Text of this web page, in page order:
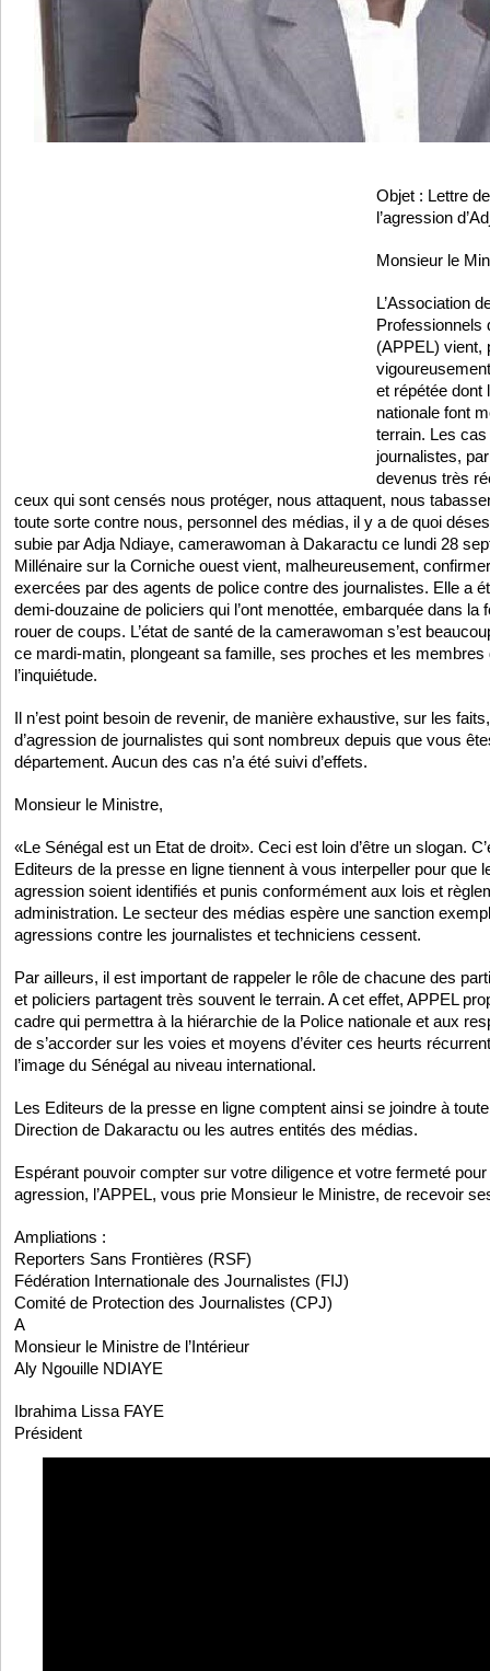
Objet : Lettre
l’agression
Monsieur le
L’Association
Professionnels
(APPEL) vient,
et répétée dont
nationale font
terrain. Les cas
journalistes,
devenus très
ceux qui sont censés nous protéger, nous attaquent, nous
toute sorte contre nous, personnel des médias, il y a de quoi
subie par Adja Ndiaye, camerawoman à Dakaractu ce lundi 28
Millénaire sur la Corniche ouest vient, malheureusement,
exercées par des agents de police contre des journalistes. Elle a
demi-douzaine de policiers qui l’ont menottée, embarquée dans la
rouer de coups. L’état de santé de la camerawoman s’est
ce mardi-matin, plongeant sa famille, ses proches et les
l’inquiétude.
Il n’est point besoin de revenir, de manière exhaustive, sur les
d’agression de journalistes qui sont nombreux depuis que vous
département. Aucun des cas n’a été suivi d’effets.
Monsieur le Ministre,
«Le Sénégal est un Etat de droit». Ceci est loin d’être un slogan.
Editeurs de la presse en ligne tiennent à vous interpeller pour que
agression soient identifiés et punis conformément aux lois et
administration. Le secteur des médias espère une sanction
agressions contre les journalistes et techniciens cessent.
Par ailleurs, il est important de rappeler le rôle de chacune des
et policiers partagent très souvent le terrain. A cet effet, APPEL
cadre qui permettra à la hiérarchie de la Police nationale et aux
de s’accorder sur les voies et moyens d’éviter ces heurts
l’image du Sénégal au niveau international.
Les Editeurs de la presse en ligne comptent ainsi se joindre à
Direction de Dakaractu ou les autres entités des médias.
Espérant pouvoir compter sur votre diligence et votre fermeté
agression, l’APPEL, vous prie Monsieur le Ministre, de recevoir
Ampliations :
Reporters Sans Frontières (RSF)
Fédération Internationale des Journalistes (FIJ)
Comité de Protection des Journalistes (CPJ)
A
Monsieur le Ministre de l’Intérieur
Aly Ngouille NDIAYE
Ibrahima Lissa FAYE
Président